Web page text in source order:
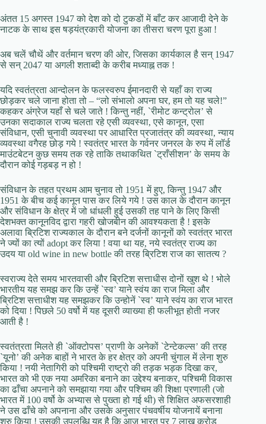
अंतत 15 अगस्त 1947 को देश को दो टुकडों में बाँट कर आजादी देने के
नाटक के साथ इस षड़यंत्रकारी योजना का तीसरा चरण पूरा हुआ !
अब चलें चौथें और वर्तमान चरण की ओर, जिसका कार्यकाल है सन् 1947
से सन् 2047 या अगली शताब्दी के करीब मध्याह्न तक !
यदि स्वतंत्रता आन्दोलन के फलस्वरुप ईमानदारी से यहाँ का राज्य
छोड़कर चले जाना होता तो – “लो संभालो अपना घर, हम तो यह चले!”
कहकर अंग्रेज यहाँ से चले जाते ! किन्तु नहीं, `रीमोट कन्ट्रोल’ से
उनका सदाकाल राज्य चलता रहे एसी व्यवस्था, एसे कानून, एसा
संविधान, एसी चुनावी व्यवस्था पर आधारित प्रजातंत्र की व्यवस्था, न्याय
व्यवस्था वगैरह छोड़ गये ! स्वतंत्र भारत के गर्वनर जनरल के रुप में लॉर्ड
माउंटबेटन कुछ समय तक रहे ताकि तथाकथित `ट्राँसीशन’ के समय के
दौरान कोई गड़बड़ न हो !
संविधान के तहत प्रथम आम चुनाव तो 1951 में हुए, किन्तु 1947 और
1951 के बीच कई कानून पास कर लिये गये ! उस काल के दौरान कानून
और संविधान के क्षेत्र में जो धांधली हुई उसकी तह पाने के लिए किसी
देशभक्त कानूनविद द्वारा गहरी खोजबीन की आवश्यकता है ! इसके
अलावा ब्रिटिश राज्यकाल के दौरान बने दर्जनों कानूनों को स्वतंत्र भारत
ने ज्यों का त्यों adopt कर लिया ! वया था यह, नये स्वतंत्र राज्य का
उदय या old wine in new bottle की तरह ब्रिटिश राज का सातत्य ?
स्वराज्य देते समय भारतवासी और ब्रिटिश सत्ताधीस दोनों खुश थे ! भोले
भारतीय यह समझ कर कि उन्हें `स्व’ याने स्वंय का राज मिला और
ब्रिटिश सत्ताधीश यह समझकर कि उन्होनें `स्व’ याने स्वंय का राज भारत
को दिया ! पिछले 50 वर्षो में यह दूसरी व्याख्या ही फलीभूत होती नजर
आती है !
स्वतंत्रता मिलते ही `ऑक्टोपस’ प्राणी के अनेकों `टेन्टेकल्स’ की तरह
`यूनो’ की अनेक बाहों ने भारत के हर क्षेत्र को अपनी चुंगाल में लेना शुरु
किया ! नयी नेतागिरी को पश्चिमी राष्ट्रो की तड़क भड़क दिखा कर,
भारत को भी एक नया अमरिका बनाने का उद्देश्य बनाकर, पश्चिमी विकास
का ढाँचा अपनाने को समझाया गया और पश्चिम की शिक्षा प्रणाली (जो
भारत में 100 वर्षो के अभ्यास से पुख्ता हो गई थी) से शिक्षित अफसरशाही
ने उस ढाँचे को अपनाना और उसके अनुसार पंचवर्षीय योजनायें बनाना
शुरु किया ! उसकी उपलब्धि यह है कि आज भारत पर 7 लाख करोड़